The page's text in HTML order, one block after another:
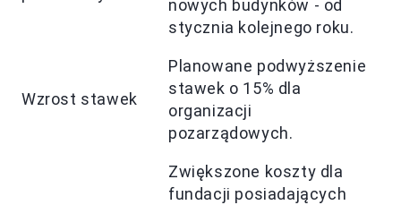
nowych budynków - od
stycznia kolejnego roku.
Wzrost stawek
Planowane podwyższenie
stawek o 15% dla
organizacji
pozarządowych.
Zwiększone koszty dla
fundacji posiadających